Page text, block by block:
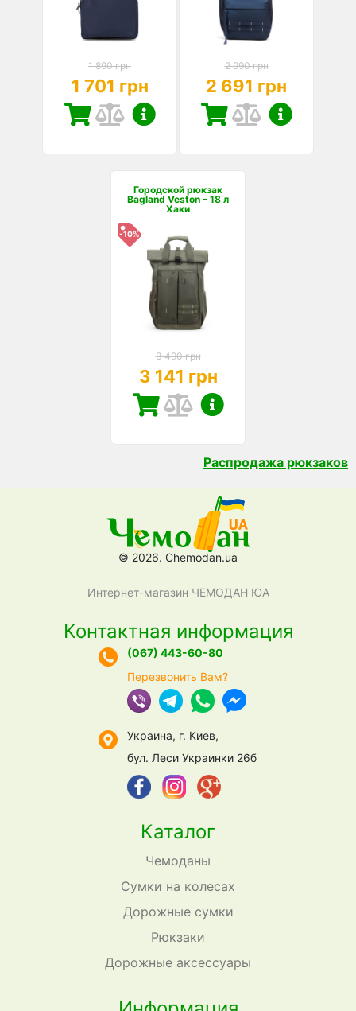
1 890 грн
1 701 грн
2 990 грн
2 691 грн
Городской рюкзак
Bagland Veston – 18 л
Хаки
-10%
3 490 грн
3 141 грн
Распродажа рюкзаков
© 2026. Chemodan.ua
Интернет-магазин ЧЕМОДАН ЮА
Каталог
Чемоданы
Сумки на колесах
Дорожные сумки
Рюкзаки
Дорожные аксессуары
Контактная информация
(067) 443-60-80
Перезвонить Вам?
Украина, г. Киев,
бул. Леси Украинки 26б